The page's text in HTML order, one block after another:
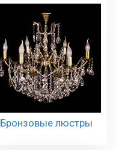
Бронзовые люстры